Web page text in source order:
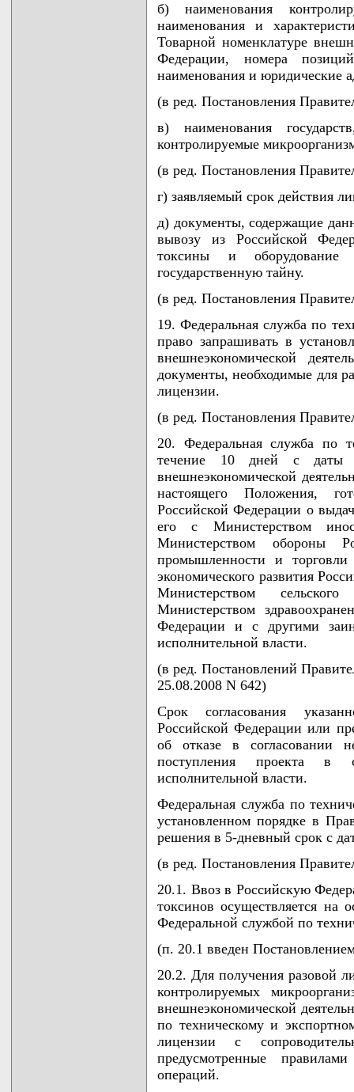
б) наименования
наименования и
Товарной номенклатуре
Федерации, номера
наименования и юридические
(в ред. Постановления
в) наименования
контролируемые
(в ред. Постановления
г) заявляемый срок действия
д) документы, содержащие
вывозу из Российской
токсины и оборудование
государственную тайну.
(в ред. Постановления
19. Федеральная служба по
право запрашивать в
внешнеэкономической
документы, необходимые для
лицензии.
(в ред. Постановления
20. Федеральная служба по
течение 10 дней с даты
внешнеэкономической
настоящего Положения,
Российской Федерации о
его с Министерством
Министерством обороны
промышленности и
экономического развития
Министерством
Министерством
Федерации и с другими
исполнительной власти.
(в ред. Постановлений
25.08.2008 N 642)
Срок согласования
Российской Федерации или
об отказе в
поступления проекта в
исполнительной власти.
Федеральная служба по
установленном порядке в
решения в 5-дневный срок с
(в ред. Постановления
20.1. Ввоз в Российскую
токсинов осуществляется на
Федеральной службой по
(п. 20.1 введен
20.2. Для получения разовой
контролируемых
внешнеэкономической
по техническому и
лицензии с
предусмотренные
операций.